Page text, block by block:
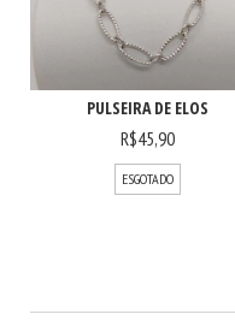
PULSEIRA DE ELOS
R$45,90
ESGOTADO